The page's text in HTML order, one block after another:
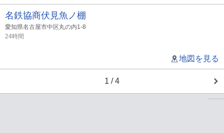
名鉄協商伏見魚ノ棚
愛知県名古屋市中区丸の内1-8
24時間
地図を見る
1 / 4